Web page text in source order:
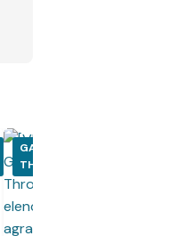
GAME OF
THRONES